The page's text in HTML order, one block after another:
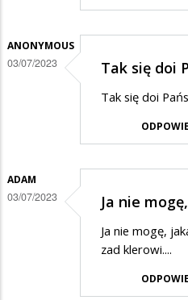
ANONYMOUS
03/07/2023 Tak się doi
Tak się doi
ADAM
03/07/2023 Ja nie
Ja nie mogę,
zad klerowi....